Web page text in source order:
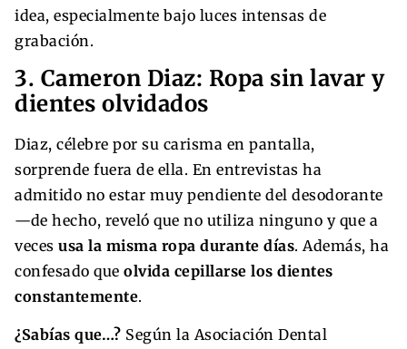
idea, especialmente bajo luces intensas de
grabación.
3. Cameron Diaz: Ropa sin lavar y
dientes olvidados
Diaz, célebre por su carisma en pantalla,
sorprende fuera de ella. En entrevistas ha
admitido no estar muy pendiente del desodorante
—de hecho, reveló que no utiliza ninguno y que a
veces usa la misma ropa durante días. Además, ha
confesado que olvida cepillarse los dientes
constantemente.
¿Sabías que…? Según la Asociación Dental